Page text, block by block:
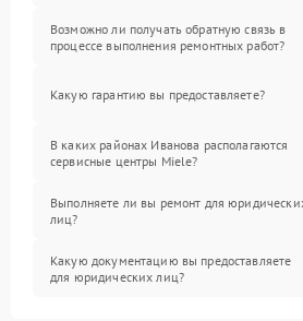
Возможно ли получать обратную связь в
процессе выполнения ремонтных работ?
Какую гарантию вы предоставляете?
В каких районах Иванова располагаются
сервисные центры Miele?
Выполняете ли вы ремонт для
лиц?
Какую документацию вы предоставляете
для юридических лиц?